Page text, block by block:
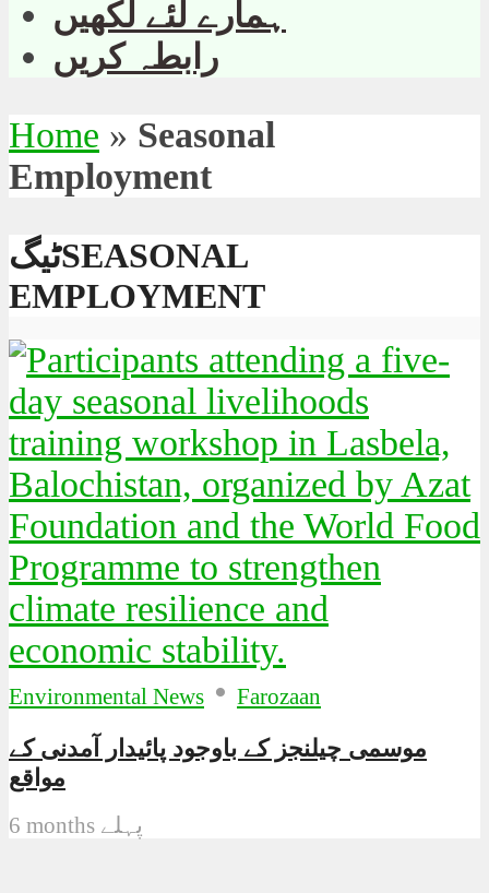
ہمارے لئے لکھیں
رابطہ کریں
Home » Seasonal
Employment
ٹیگSEASONAL
EMPLOYMENT
Environmental News • Farozaan
موسمی چیلنجز کے باوجود پائیدار آمدنی کے
مواقع
6 months پہلے